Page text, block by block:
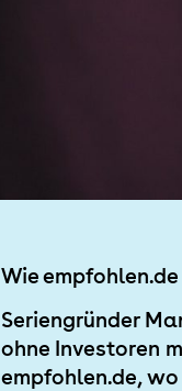
Wie
Seriengründer
ohne Investoren
empfohlen.de,